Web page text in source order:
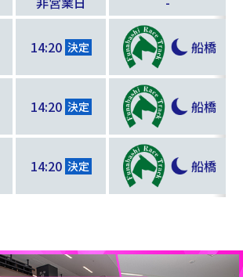
14:20 決定 船橋
14:20 決定 船橋
14:20 決定 船橋